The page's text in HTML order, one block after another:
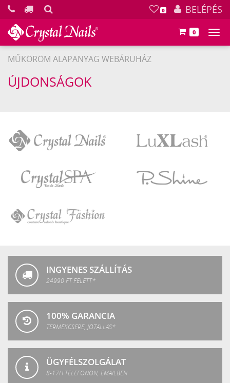
0 BELÉPÉS
0
MŰKÖRÖM ALAPANYAG WEBÁRUHÁZ
ÚJDONSÁGOK
Nails
SPA
INGYENES SZÁLLÍTÁS
24990 FT FELETT*
100% GARANCIA
TERMÉKCSERE, JÓTÁLLÁS*
ÜGYFÉLSZOLGÁLAT
8-17H TELEFONON, EMAILBEN